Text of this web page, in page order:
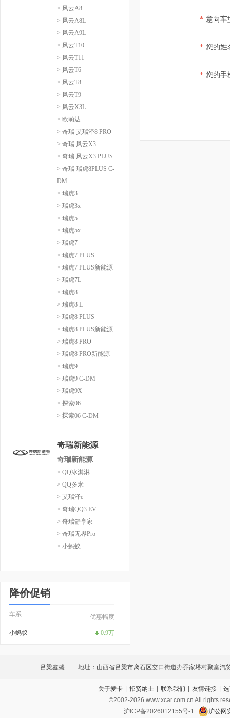
> 风云A8
> 风云A8L
> 风云A9L
> 风云T10
> 风云T11
> 风云T6
> 风云T8
> 风云T9
> 风云X3L
> 欧萌达
> 奇瑞 艾瑞泽8 PRO
> 奇瑞 风云X3
> 奇瑞 风云X3 PLUS
> 奇瑞 瑞虎8PLUS C-
DM
> 瑞虎3
> 瑞虎3x
> 瑞虎5
> 瑞虎5x
> 瑞虎7
> 瑞虎7 PLUS
> 瑞虎7 PLUS新能源
> 瑞虎7L
> 瑞虎8
> 瑞虎8 L
> 瑞虎8 PLUS
> 瑞虎8 PLUS新能源
> 瑞虎8 PRO
> 瑞虎8 PRO新能源
> 瑞虎9
> 瑞虎9 C-DM
> 瑞虎9X
> 探索06
> 探索06 C-DM
奇瑞新能源
奇瑞新能源
> QQ冰淇淋
> QQ多米
> 艾瑞泽e
> 奇瑞QQ3 EV
> 奇瑞舒享家
> 奇瑞无界Pro
> 小蚂蚁
降价促销
车系 优惠幅度
小蚂蚁 0.9万
* 意向车
* 您的姓
* 您的手
吕梁鑫盛 地址：山西省吕梁市离石区交口街道办乔家塔村聚富汽
关于爱卡 | 招贤纳士 | 联系我们 | 友情链接 |
©2002-2026 www.xcar.com.cn All rights
沪ICP备2026012155号-1
沪公网